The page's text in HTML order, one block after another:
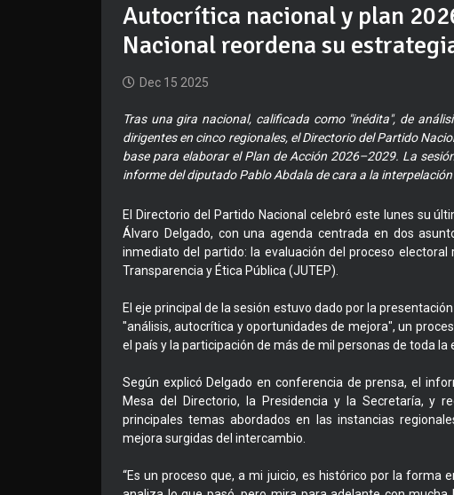
Autocrítica nacional y plan
Nacional reordena su
Dec 15 2025
Tras una gira nacional, calificada como "inédita", de
dirigentes en cinco regionales, el Directorio del Partido
base para elaborar el Plan de Acción 2026–2029. La
informe del diputado Pablo Abdala de cara a la
El Directorio del Partido Nacional celebró este lunes su
Álvaro Delgado, con una agenda centrada en dos
inmediato del partido: la evaluación del proceso
Transparencia y Ética Pública (JUTEP).
El eje principal de la sesión estuvo dado por la
"análisis, autocrítica y oportunidades de mejora", un
el país y la participación de más de mil personas de toda
Según explicó Delgado en conferencia de prensa, el
Mesa del Directorio, la Presidencia y la Secretaría, y
principales temas abordados en las instancias
mejora surgidas del intercambio.
“Es un proceso que, a mi juicio, es histórico por la forma